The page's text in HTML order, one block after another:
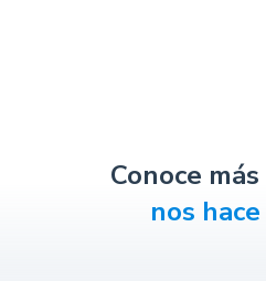
Conoce
nos